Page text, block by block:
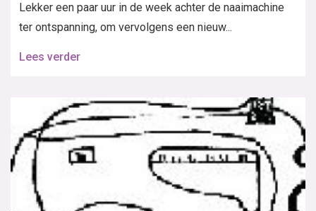
Lekker een paar uur in de week achter de naaimachine
ter ontspanning, om vervolgens een nieuw...
Lees verder